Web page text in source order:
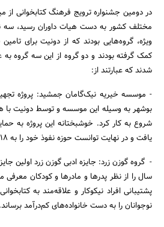
جستجو
مختلف کشور به دست هیات داوران رسید، سه
ویژه، گروه‌هایی بودند که از دونیت برای
کمک گرفته بودند و دو گروه از این سه گروه به
شدند که عبارتند از:
- موسسه خیریه نیک‌گامان جمشید: پروژه
شروع به کار کرد. خوشبختانه این پروژه به
یافت و در نهایت توانست حوزه نفوذ خود را به 18 مدرسه گسترش دهد.
- گروه گوزن زرد: جایزه ادبی گوزن زرد اولین
سال را از نظر پدرها و مادرها و کودکان معرفی
پشتیبانی افراد نیکوکار و علاقه‌‌مند به
نوجوانان را به دست خانواده‌های کم‌‌درآمد برساند.